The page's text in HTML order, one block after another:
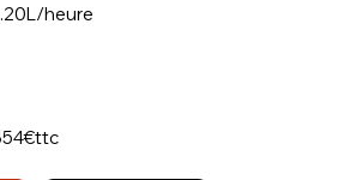
heure